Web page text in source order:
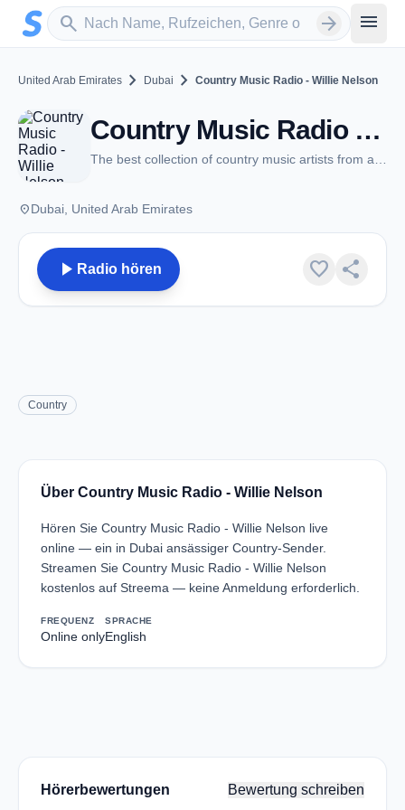
Zum Hauptinhalt springen
search
Sender suchen arrow_forward menu
United Arab Emirates chevron_right Dubai chevron_right Country Music Radio - Willie Nelson
Country Music Radio - Willie Nelson - Dubai
placeDubai, United Arab Emirates
play_arrow Radio hören favorite share
Country
Über Country Music Radio - Willie Nelson
Hören Sie Country Music Radio - Willie Nelson live
online — ein in Dubai ansässiger Country-Sender.
Streamen Sie Country Music Radio - Willie Nelson
kostenlos auf Streema — keine Anmeldung erforderlich.
FREQUENZ
Online only
SPRACHE
English
Hörerbewertungen Bewertung schreiben